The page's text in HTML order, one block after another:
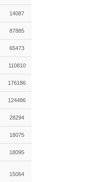
14087
87885
65473
110810
176186
124486
28294
18075
18095
15064